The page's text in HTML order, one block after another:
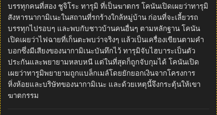
บรรทุกคนที่สอง ชูจิโระ ทารุมิ ที่เป็นฆาตกร โคนันเปิดเผยว่าทารุมิ
สังหารนากามิเนะในสถานที่รกร้างใกล้หมู่บ้าน ก่อนที่จะเลี้ยวรถ
บรรทุกไปรอบๆ และพบกับชาวบ้านคนอื่นๆ ตามหลักฐาน โคนัน
เปิดเผยว่าไฟฉายที่เก็นตะพบว่าจริงๆ แล้วเป็นเครื่องเขียนตามคำ
บอกซึ่งมีเสียงของนากามิเนะบันทึกไว้ ทารุมิจับไฮบาระเป็นตัว
ประกันและพยายามหลบหนี แต่ในที่สุดก็ถูกจับกุมได้ โคนันเปิด
เผยว่าทารูมิพยายามถูกแบล็กเมล์โดยยักยอกเงินจากโครงการ
หิ่งห้อยและบริษัทของนากามิเนะ และด้วยเหตุนี้จึงกระตุ้นให้เขา
ฆาตกรรม